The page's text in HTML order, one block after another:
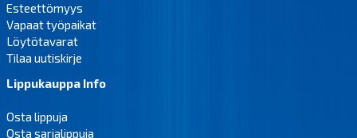
Esteettömyys
Vapaat työpaikat
Löytötavarat
Tilaa uutiskirje
Lippukauppa Info
Osta lippuja
Osta sarjalippuja